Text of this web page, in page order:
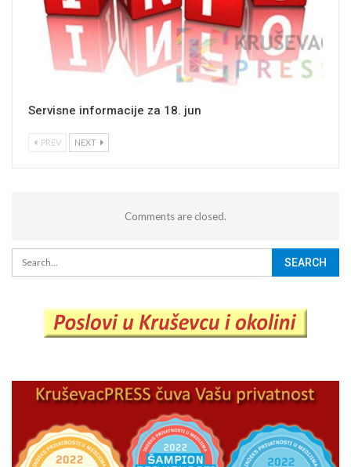
Servisne informacije za 18. jun
PREV NEXT
Comments are closed.